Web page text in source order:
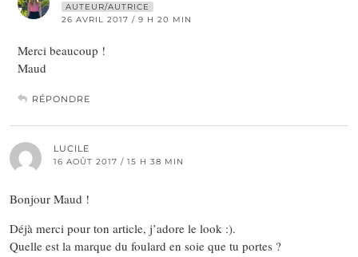
AUTEUR/AUTRICE
26 AVRIL 2017 / 9 H 20 MIN
Merci beaucoup !
Maud
RÉPONDRE
LUCILE
16 AOÛT 2017 / 15 H 38 MIN
Bonjour Maud !
Déjà merci pour ton article, j’adore le look :).
Quelle est la marque du foulard en soie que tu portes ?